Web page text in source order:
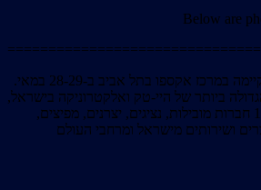
Below are
תערוכת ניו-טק 2019 התקיימה במרכז אקספו בתל אביב ב-28-29 במאי.
ביותר של היי-טק ואלקטרוניקה בישראל,
בהשתתפות למעלה מ -150 חברות מובילות, נציגים, יצרנים, מפיצים,
ושירותים מישראל ומרחבי העולם